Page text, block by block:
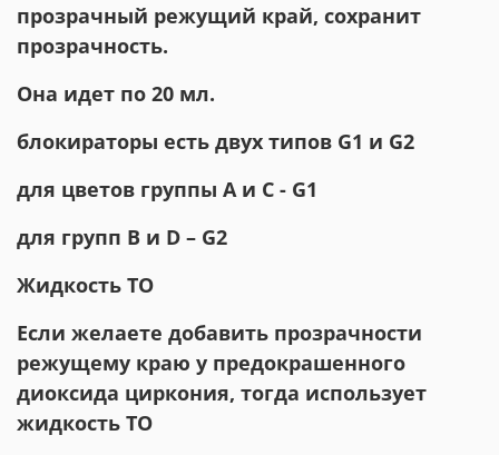
прозрачный режущий край, сохранит
прозрачность.
Она идет по 20 мл.
блокираторы есть двух типов G1 и G2
для цветов группы А и C - G1
для групп B и D – G2
Жидкость ТО
Если желаете добавить прозрачности
режущему краю у предокрашенного
диоксида циркония, тогда использует
жидкость ТО